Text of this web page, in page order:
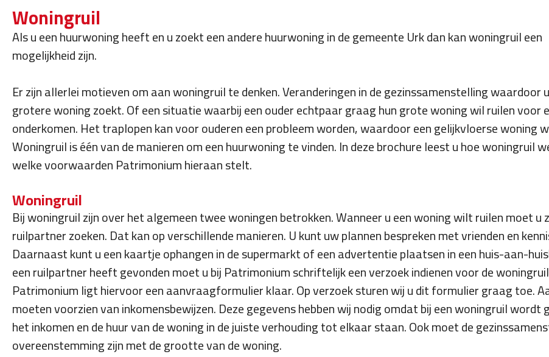
Woningruil
Als u een huurwoning heeft en u zoekt een andere huurwoning in de gemeente Urk dan kan woningruil een
mogelijkheid zijn.
Er zijn allerlei motieven om aan woningruil te denken. Veranderingen in de gezinssamenstelling waardoor
grotere woning zoekt. Of een situatie waarbij een ouder echtpaar graag hun grote woning wil ruilen voor
onderkomen. Het traplopen kan voor ouderen een probleem worden, waardoor een gelijkvloerse woning
Woningruil is één van de manieren om een huurwoning te vinden. In deze brochure leest u hoe woningruil
welke voorwaarden Patrimonium hieraan stelt.
Woningruil
Bij woningruil zijn over het algemeen twee woningen betrokken. Wanneer u een woning wilt ruilen moet u
ruilpartner zoeken. Dat kan op verschillende manieren. U kunt uw plannen bespreken met vrienden en
Daarnaast kunt u een kaartje ophangen in de supermarkt of een advertentie plaatsen in een huis-aan-
een ruilpartner heeft gevonden moet u bij Patrimonium schriftelijk een verzoek indienen voor de
Patrimonium ligt hiervoor een aanvraagformulier klaar. Op verzoek sturen wij u dit formulier graag toe.
moeten voorzien van inkomensbewijzen. Deze gegevens hebben wij nodig omdat bij een woningruil wordt
het inkomen en de huur van de woning in de juiste verhouding tot elkaar staan. Ook moet de
overeenstemming zijn met de grootte van de woning.